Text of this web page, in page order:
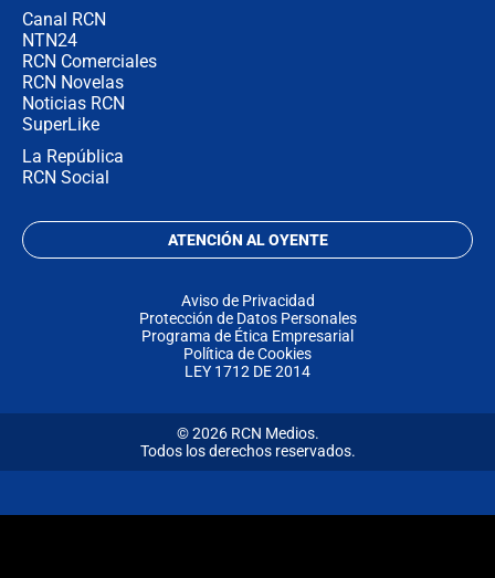
Canal RCN
NTN24
RCN Comerciales
RCN Novelas
Noticias RCN
SuperLike
La República
RCN Social
ATENCIÓN AL OYENTE
Aviso de Privacidad
Protección de Datos Personales
Programa de Ética Empresarial
Política de Cookies
LEY 1712 DE 2014
© 2026 RCN Medios.
Todos los derechos reservados.